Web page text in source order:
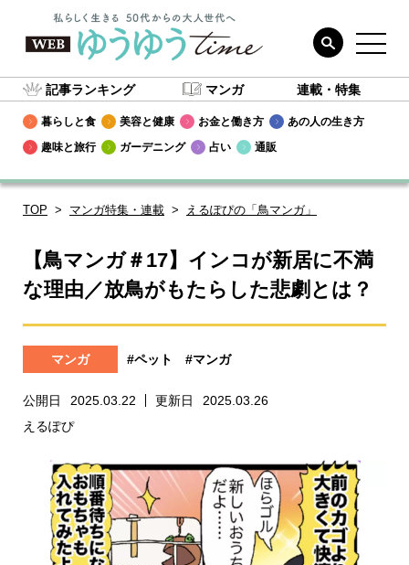
記事ランキング マンガ 連載・特集
暮らしと食 美容と健康 お金と働き方
あの人の生き方
趣味と旅行
ガーデニング 占い 通販
TOP マンガ特集・連載 えるぽぴの「鳥マンガ」
【鳥マンガ＃17】インコが新居に不満
な理由／放鳥がもたらした悲劇とは？
マンガ #ペット #マンガ
公開日 2025.03.22 更新日
2025.03.26
えるぽぴ